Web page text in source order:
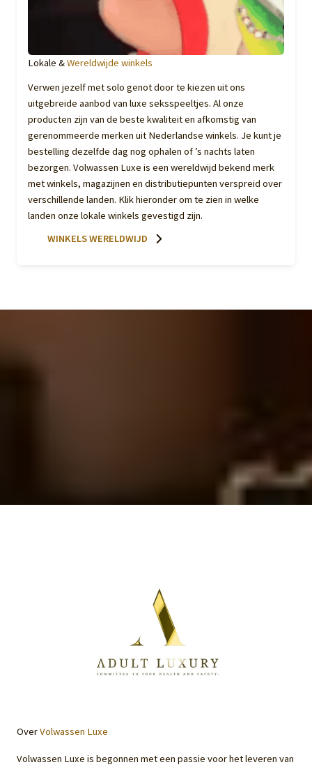
Lokale &Wereldwijde winkels
Verwen jezelf met solo genot door te kiezen uit ons
uitgebreide aanbod van luxe seksspeeltjes. Al onze
producten zijn van de beste kwaliteit en afkomstig van
gerenommeerde merken uit Nederlandse winkels. Je kunt je
bestelling dezelfde dag nog ophalen of ’s nachts laten
bezorgen. Volwassen Luxe is een wereldwijd bekend merk
met winkels, magazijnen en distributiepunten verspreid over
verschillende landen. Klik hieronder om te zien in welke
landen onze lokale winkels gevestigd zijn.
WINKELS WERELDWIJD
OverVolwassen Luxe
Volwassen Luxe is begonnen met een passie voor het leveren van